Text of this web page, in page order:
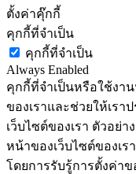
ตั้งค่าคุ๊กกี้
คุกกี้ที่จำเป็น
คุกกี้ที่จำเป็น
Always Enabled
คุกกี้ที่จำเป็นหรือใช้งา
ของเราและช่วยให้เรา
เว็บไซต์ของเรา ตัวอ
หน้าของเว็บไซต์ของเ
โดยการรับรู้การตั้งค่า